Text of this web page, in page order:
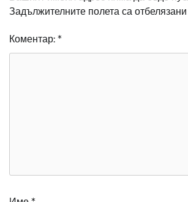
Задължителните полета са
Коментар: *